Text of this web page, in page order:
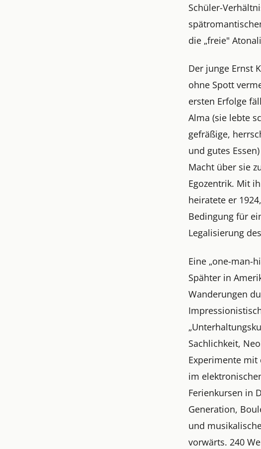
Schüler-
die „freie"
Der junge Ernst
ohne Spott
ersten Erfolge
Alma (sie lebte
gefräßige,
und gutes
Macht über sie
Egozentrik. Mit
heiratete er
Bedingung für
Legalisierung
Eine „one-man-
Spähter in
Wanderungen
Sachlichkeit,
Experimente mit
im
Ferienkursen in
Generation,
und
vorwärts. 240